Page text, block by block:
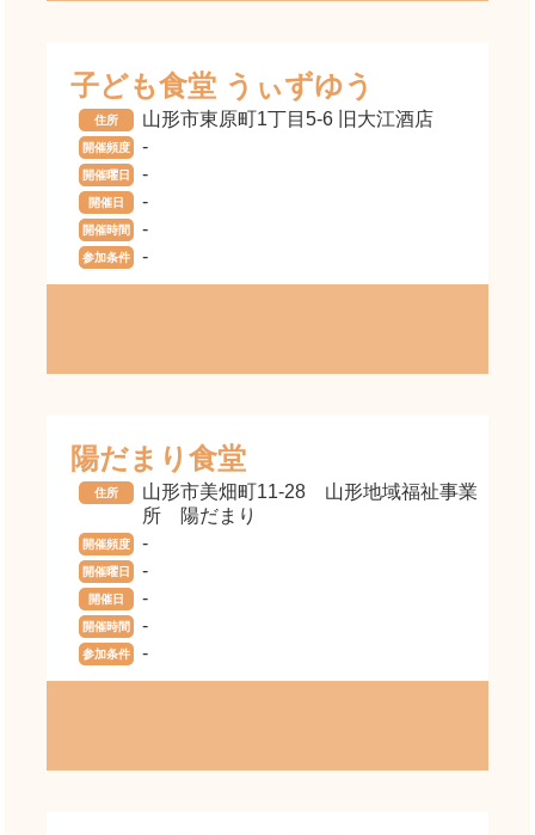
子ども食堂 うぃずゆう
住所 山形市東原町1丁目5-6 旧大江酒店
開催頻度 -
開催曜日 -
開催日 -
開催時間 -
参加条件 -
陽だまり食堂
住所
山形市美畑町11-28 山形地域福祉事業
所 陽だまり
開催頻度 -
開催曜日 -
開催日 -
開催時間 -
参加条件 -